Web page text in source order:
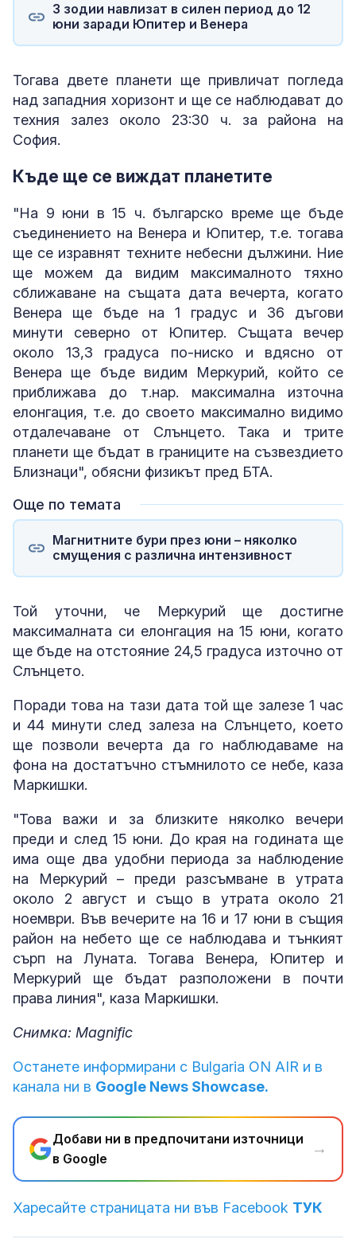
3 зодии навлизат в силен период до 12
юни заради Юпитер и Венера
Тогава двете планети ще привличат погледа
над западния хоризонт и ще се наблюдават до
техния залез около 23:30 ч. за района на
София.
Къде ще се виждат планетите
"На 9 юни в 15 ч. българско време ще бъде
съединението на Венера и Юпитер, т.е. тогава
ще се изравнят техните небесни дължини. Ние
ще можем да видим максималното тяхно
сближаване на същата дата вечерта, когато
Венера ще бъде на 1 градус и 36 дъгови
минути северно от Юпитер. Същата вечер
около 13,3 градуса по-ниско и вдясно от
Венера ще бъде видим Меркурий, който се
приближава до т.нар. максимална източна
елонгация, т.е. до своето максимално видимо
отдалечаване от Слънцето. Така и трите
планети ще бъдат в границите на съзвездието
Близнаци", обясни физикът пред БТА.
Още по темата
Магнитните бури през юни – няколко
смущения с различна интензивност
Той уточни, че Меркурий ще достигне
максималната си елонгация на 15 юни, когато
ще бъде на отстояние 24,5 градуса източно от
Слънцето.
Поради това на тази дата той ще залезе 1 час
и 44 минути след залеза на Слънцето, което
ще позволи вечерта да го наблюдаваме на
фона на достатъчно стъмнилото се небе, каза
Маркишки.
"Това важи и за близките няколко вечери
преди и след 15 юни. До края на годината ще
има още два удобни периода за наблюдение
на Меркурий – преди разсъмване в утрата
около 2 август и също в утрата около 21
ноември. Във вечерите на 16 и 17 юни в същия
район на небето ще се наблюдава и тънкият
сърп на Луната. Тогава Венера, Юпитер и
Меркурий ще бъдат разположени в почти
права линия", каза Маркишки.
Снимка: Magnific
Останете информирани с Bulgaria ON AIR и в
канала ни в Google News Showcase.
Добави ни в предпочитани източници
в Google
→
Харесайте страницата ни във Facebook ТУК